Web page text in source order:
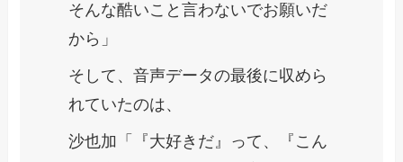
そんな酷いこと言わないでお願いだ
から」
そして、音声データの最後に収めら
れていたのは、
沙也加「『大好きだ』って、『こん